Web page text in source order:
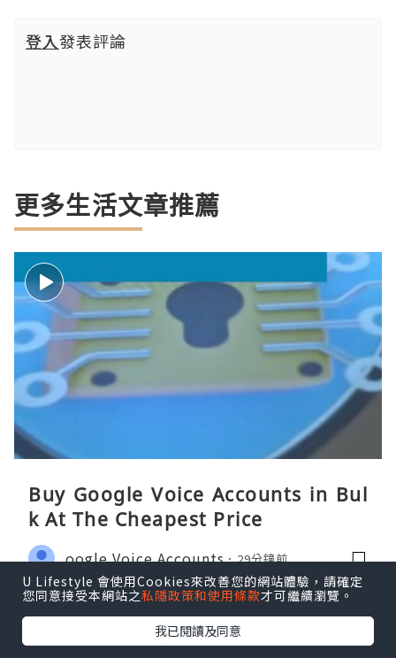
登入發表評論
更多生活文章推薦
Buy Google Voice Accounts in Bul
k At The Cheapest Price
oogle Voice Accounts 29分鐘前
U Lifestyle 會使用Cookies來改善您的網站體驗，請確定
您同意接受本網站之私隱政策和使用條款才可繼續瀏覽。
我已閱讀及同意